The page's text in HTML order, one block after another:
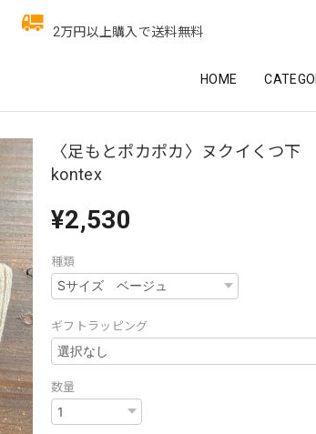
2万円以上購入で送料無料
HOME
〈足もとポカポカ〉ヌクイく
kontex
¥2,530
種類
ギフトラッピング
数量